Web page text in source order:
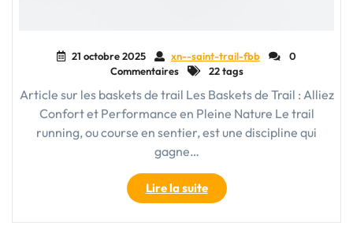
21 octobre 2025 xn--saint-trail-fbb
0
Commentaires
22 tags
Article sur les baskets de trail Les Baskets de Trail : Alliez
Confort et Performance en Pleine Nature Le trail
running, ou course en sentier, est une discipline qui
gagne…
Lire la suite"Choisir
les
Meilleures